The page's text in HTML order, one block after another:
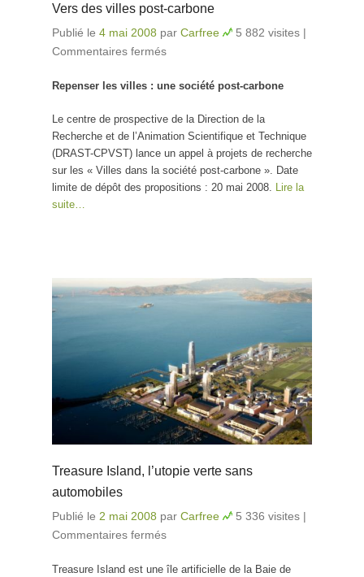
Vers des villes post-carbone
Publié le 4 mai 2008 par Carfree 5 882 visites |
Commentaires fermés
Repenser les villes : une société post-carbone
Le centre de prospective de la Direction de la
Recherche et de l’Animation Scientifique et Technique
(DRAST-CPVST) lance un appel à projets de recherche
sur les « Villes dans la société post-carbone ». Date
limite de dépôt des propositions : 20 mai 2008.
Lire la
suite…
Treasure Island, l’utopie verte sans
automobiles
Publié le 2 mai 2008 par Carfree 5 336 visites |
Commentaires fermés
Treasure Island est une île artificielle de la Baie de